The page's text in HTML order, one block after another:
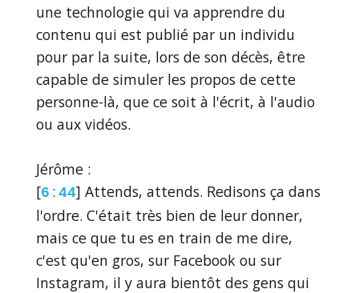
une technologie qui va apprendre du
contenu qui est publié par un individu
pour par la suite, lors de son décès, être
capable de simuler les propos de cette
personne-là, que ce soit à l'écrit, à l'audio
ou aux vidéos.
Jérôme :
[6:44] Attends, attends. Redisons ça dans
l'ordre. C'était très bien de leur donner,
mais ce que tu es en train de me dire,
c'est qu'en gros, sur Facebook ou sur
Instagram, il y aura bientôt des gens qui